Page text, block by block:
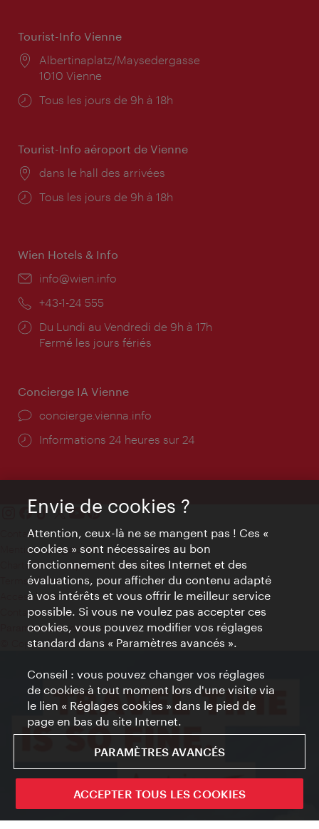
Tourist-Info Vienne
Lieu:
Albertinaplatz/Maysedergasse
1010 Vienne
Horaires
Tous les jours de 9h à 18h
Tourist-Info aéroport de Vienne
Lieu:
dans le hall des arrivées
Horaires
Tous les jours de 9h à 18h
Wien Hotels & Info
E-
info@wien.info
Téléphone:
+43-1-24 555
Horaires
d'ouverture:
Du Lundi au Vendredi de 9h à 17h
Fermé les jours fériés
Concierge IA Vienne
Ort:
concierge.vienna.info
Öffnungszeiten:
Informations 24 heures sur 24
Contact
Mentions obligatoires
Charte sur le respect de la vie privée
Terms of Use
Accessibilité
Contact presse
Paramètres de cookies
© Copyright WienTourismus
Envie de cookies ?
Attention, ceux-là ne se mangent pas ! Ces «
cookies » sont nécessaires au bon
fonctionnement des sites Internet et des
évaluations, pour afficher du contenu adapté
à vos intérêts et vous offrir le meilleur service
possible. Si vous ne voulez pas accepter ces
cookies, vous pouvez modifier vos réglages
standard dans « Paramètres avancés ».
Conseil : vous pouvez changer vos réglages
de cookies à tout moment lors d'une visite via
le lien « Réglages cookies » dans le pied de
page en bas du site Internet.
PARAMÈTRES AVANCÉS
ACCEPTER TOUS LES COOKIES